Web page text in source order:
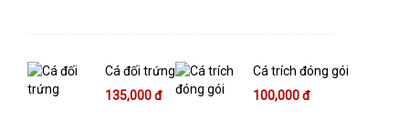
Cá đối trứng
135,000 đ
Cá trích đóng gói
100,000 đ